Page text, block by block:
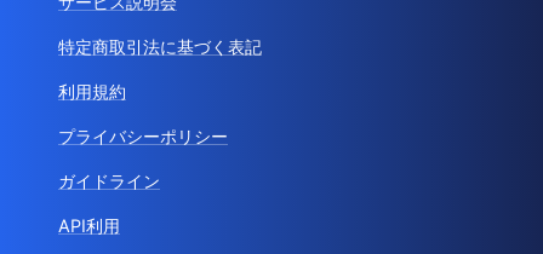
特定商取引法に基づく表記
利用規約
プライバシーポリシー
ガイドライン
API利用